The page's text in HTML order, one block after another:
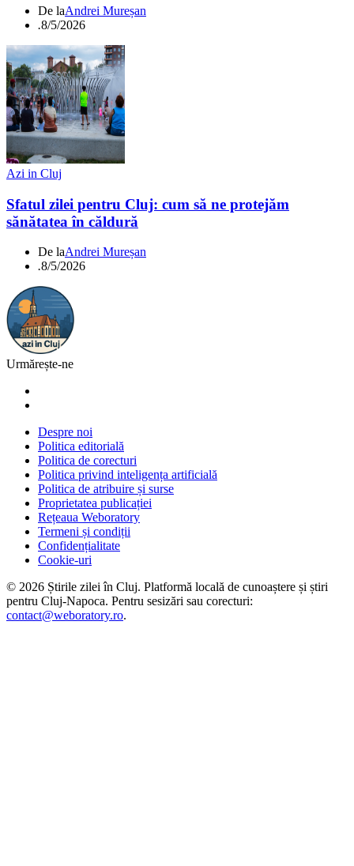
De laAndrei Mureșan
.8/5/2026
Azi in Cluj
Sfatul zilei pentru Cluj: cum să ne protejăm
sănătatea în căldură
De laAndrei Mureșan
.8/5/2026
Urmărește-ne
Despre noi
Politica editorială
Politica de corecturi
Politica privind inteligența artificială
Politica de atribuire și surse
Proprietatea publicației
Rețeaua Weboratory
Termeni și condiții
Confidențialitate
Cookie-uri
© 2026 Știrile zilei în Cluj. Platformă locală de cunoaștere și știri
pentru Cluj-Napoca. Pentru sesizări sau corecturi:
contact@weboratory.ro.